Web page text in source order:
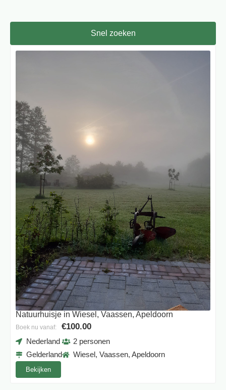
Snel zoeken
Natuurhuisje in Wiesel, Vaassen, Apeldoorn
Boek nu vanaf: €100.00
Nederland
Gelderland
2 personen
Wiesel, Vaassen, Apeldoorn
Bekijken